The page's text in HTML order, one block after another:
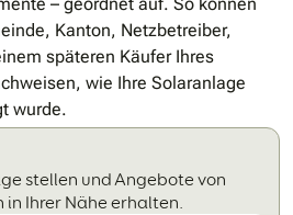
– geordnet auf. So können
Kanton, Netzbetreiber,
späteren Käufer Ihres
wie Ihre Solaranlage
wurde.
stellen und Angebote von
in Ihrer Nähe erhalten.